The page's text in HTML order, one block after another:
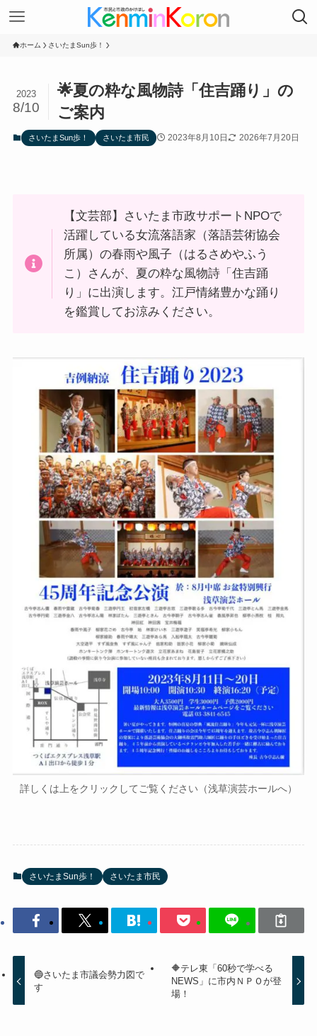
ホーム さいたまSun歩！
🌟夏の粋な風物詩「住吉踊り」の
ご案内
2023
8/10
さいたまSun歩！ さいたま市民 2023年8月10日 2026年7月20日
【文芸部】さいたま市政サポートNPOで
活躍している女流落語家（落語芸術協会
所属）の春雨や風子（はるさめやふう
こ）さんが、夏の粋な風物詩「住吉踊
り」に出演します。江戸情緒豊かな踊り
を鑑賞してお涼みください。
詳しくは上をクリックしてご覧ください（浅草演芸ホールへ）
さいたまSun歩！ さいたま市民
🔵さいたま市議会勢力図で
す
🔶テレ東「60秒で学べる
NEWS」に市内ＮＰＯが登
場！